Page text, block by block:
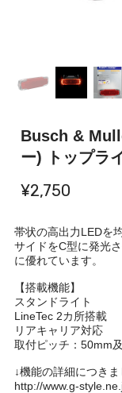
Busch &
ー) トップラ
¥2,750
帯状の高出力LEDを
サイドをC型に発光
に優れています。
【搭載機能】
スタンドライト
LineTec 2カ所搭載
リアキャリア対応
取付ピッチ：50mm
↓機能の詳細につき
http://www.g-